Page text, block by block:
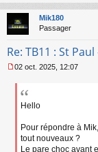
n
o
n
l
Mik180
Passager
Re: TB11 : St
e
02 oct. 2025, 12:07
Hello
Pour répondre à
tout nouveaux ?
Le pare choc avant